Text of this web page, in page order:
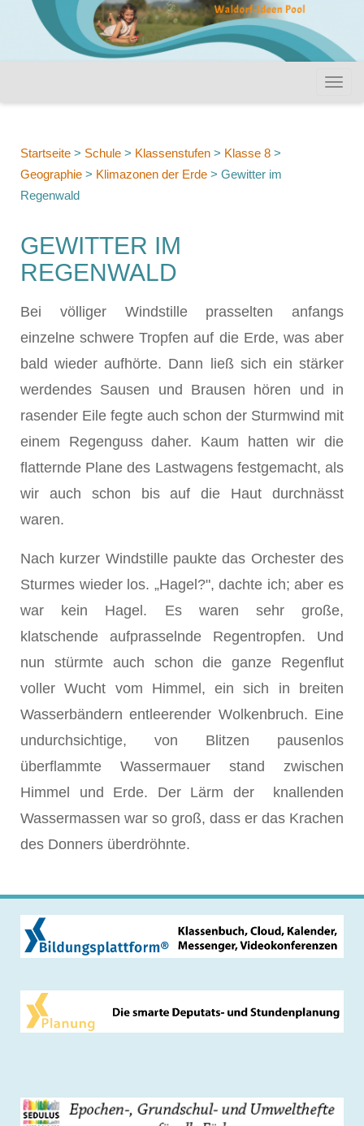
Startseite > Schule > Klassenstufen > Klasse 8 >
Geographie > Klimazonen der Erde > Gewitter im
Regenwald
GEWITTER IM
REGENWALD
Bei völliger Windstille prasselten anfangs
einzelne schwere Tropfen auf die Erde, was aber
bald wieder aufhörte. Dann ließ sich ein stärker
werdendes Sausen und Brau­sen hören und in
rasender Eile fegte auch schon der Sturmwind mit
einem Regenguss daher. Kaum hatten wir die
flatternde Pla­ne des Lastwagens festgemacht, als
wir auch schon bis auf die Haut durchnässt
waren.
Nach kurzer Windstille paukte das Orchester des
Sturmes wie­der los. „Hagel?", dachte ich; aber es
war kein Hagel. Es waren sehr große,
klatschende aufprasselnde Regentropfen. Und
nun stürmte auch schon die ganze Regenflut
voller Wucht vom Him­mel, ein sich in breiten
Wasserbändern entleerender Wolkenbruch. Eine
undurchsichtige, von Blitzen pausenlos
überflammte Wassermauer stand zwischen
Himmel und Erde. Der Lärm der knallenden
Wassermassen war so groß, dass er das Krachen
des Donners überdröhnte.